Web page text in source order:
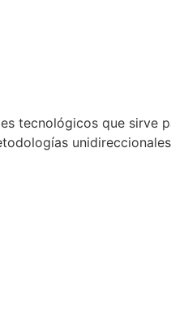
tecnológicos que sirve